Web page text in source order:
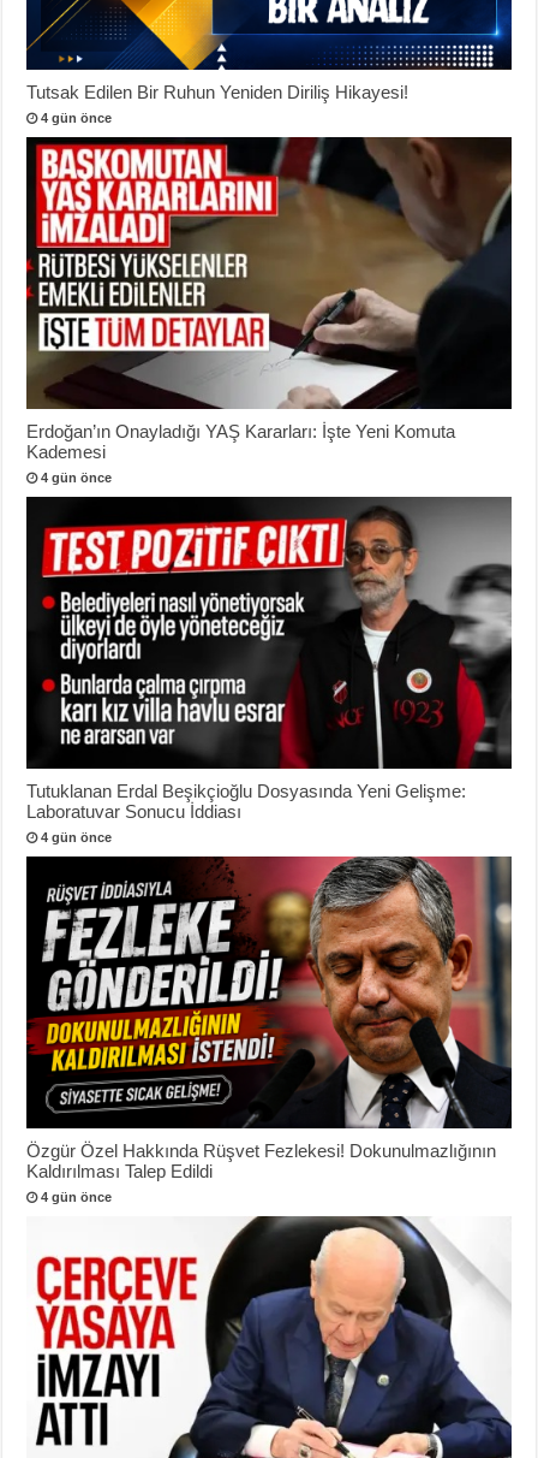
Tutsak Edilen Bir Ruhun Yeniden Diriliş Hikayesi!
4 gün önce
Erdoğan’ın Onayladığı YAŞ Kararları: İşte Yeni Komuta
Kademesi
4 gün önce
Tutuklanan Erdal Beşikçioğlu Dosyasında Yeni Gelişme:
Laboratuvar Sonucu İddiası
4 gün önce
Özgür Özel Hakkında Rüşvet Fezlekesi! Dokunulmazlığının
Kaldırılması Talep Edildi
4 gün önce